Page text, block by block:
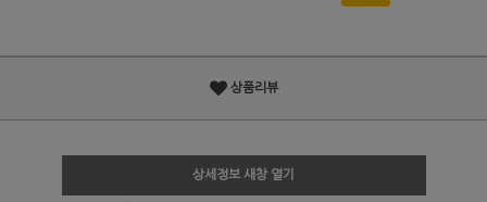
상품리뷰
상세정보 새창 열기